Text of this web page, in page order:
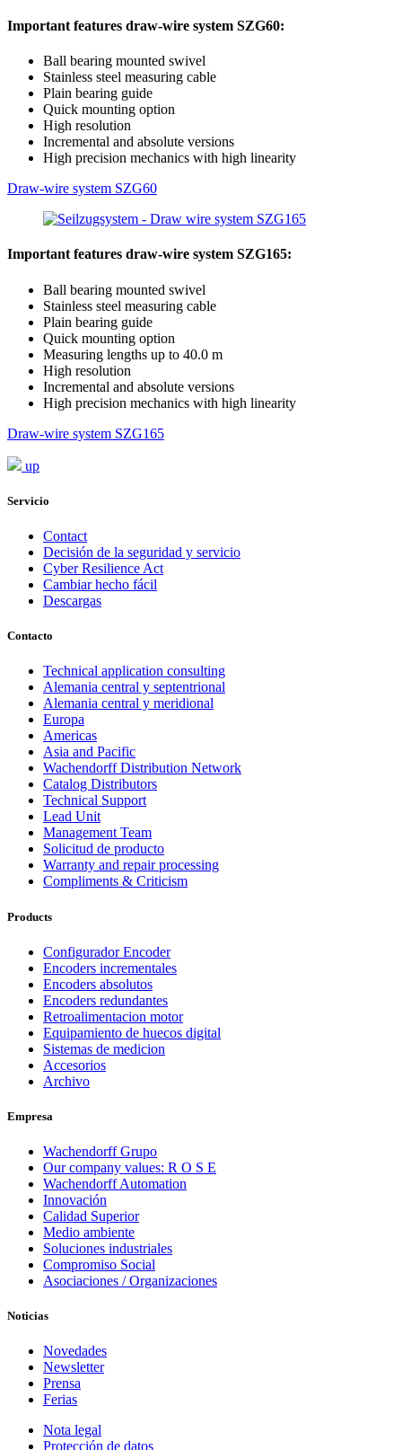
Important features draw-wire system SZG60:
Ball bearing mounted swivel
Stainless steel measuring cable
Plain bearing guide
Quick mounting option
High resolution
Incremental and absolute versions
High precision mechanics with high linearity
Draw-wire system SZG60
Important features draw-wire system SZG165:
Ball bearing mounted swivel
Stainless steel measuring cable
Plain bearing guide
Quick mounting option
Measuring lengths up to 40.0 m
High resolution
Incremental and absolute versions
High precision mechanics with high linearity
Draw-wire system SZG165
up
Servicio
Contact
Decisión de la seguridad y servicio
Cyber Resilience Act
Cambiar hecho fácil
Descargas
Contacto
Technical application consulting
Alemania central y septentrional
Alemania central y meridional
Europa
Americas
Asia and Pacific
Wachendorff Distribution Network
Catalog Distributors
Technical Support
Lead Unit
Management Team
Solicitud de producto
Warranty and repair processing
Compliments & Criticism
Products
Configurador Encoder
Encoders incrementales
Encoders absolutos
Encoders redundantes
Retroalimentacion motor
Equipamiento de huecos digital
Sistemas de medicion
Accesorios
Archivo
Empresa
Wachendorff Grupo
Our company values: R O S E
Wachendorff Automation
Innovación
Calidad Superior
Medio ambiente
Soluciones industriales
Compromiso Social
Asociaciones / Organizaciones
Noticias
Novedades
Newsletter
Prensa
Ferias
Nota legal
Protección de datos